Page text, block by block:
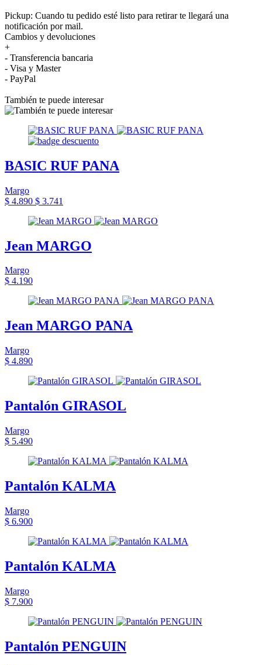
Pickup: Cuando tu pedido esté listo para retirar te llegará una
notificación por mail.
Cambios y devoluciones
+
- Transferencia bancaria
- Visa y Master
- PayPal
También te puede interesar
BASIC RUF PANA
Margo
$ 4.890 $ 3.741
Jean MARGO
Margo
$ 4.190
Jean MARGO PANA
Margo
$ 4.890
Pantalón GIRASOL
Margo
$ 5.490
Pantalón KALMA
Margo
$ 6.900
Pantalón KALMA
Margo
$ 7.900
Pantalón PENGUIN